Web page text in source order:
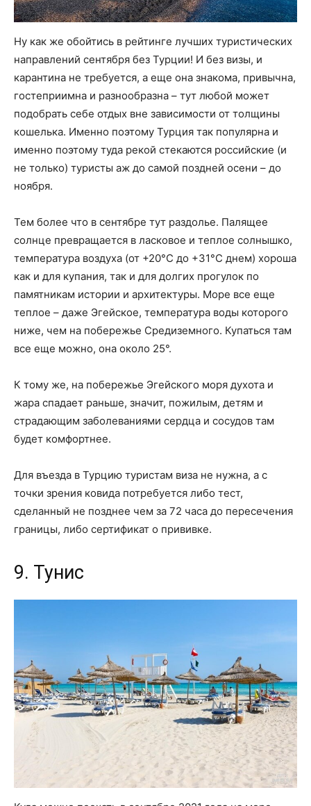
Ну как же обойтись в рейтинге лучших туристических
направлений сентября без Турции! И без визы, и
карантина не требуется, а еще она знакома, привычна,
гостеприимна и разнообразна – тут любой может
подобрать себе отдых вне зависимости от толщины
кошелька. Именно поэтому Турция так популярна и
именно поэтому туда рекой стекаются российские (и
не только) туристы аж до самой поздней осени – до
ноября.
Тем более что в сентябре тут раздолье. Палящее
солнце превращается в ласковое и теплое солнышко,
температура воздуха (от +20°C до +31°C днем) хороша
как и для купания, так и для долгих прогулок по
памятникам истории и архитектуры. Море все еще
теплое – даже Эгейское, температура воды которого
ниже, чем на побережье Средиземного. Купаться там
все еще можно, она около 25°.
К тому же, на побережье Эгейского моря духота и
жара спадает раньше, значит, пожилым, детям и
страдающим заболеваниями сердца и сосудов там
будет комфортнее.
Для въезда в Турцию туристам виза не нужна, а с
точки зрения ковида потребуется либо тест,
сделанный не позднее чем за 72 часа до пересечения
границы, либо сертификат о прививке.
9. Тунис